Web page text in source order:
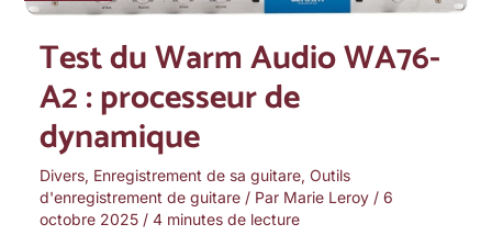
Test du Warm Audio WA76-
A2 : processeur de
dynamique
Divers, Enregistrement de sa guitare, Outils
d'enregistrement de guitare/ Par Marie Leroy / 6
octobre 2025 / 4 minutes de lecture
Audio
A2
:
processeur
de
dynamique